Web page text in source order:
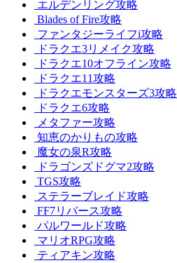
エルデンリング攻略
Blades of Fire攻略
ファンタジーライフi攻略
ドラクエ3リメイク攻略
ドラクエ10オフライン攻略
ドラクエ11攻略
ドラクエモンスターズ3攻略
ドラクエ6攻略
メタファー攻略
知恵のかりもの攻略
魔女の泉R攻略
ドラゴンズドグマ2攻略
TGS攻略
ステラーブレイド攻略
FF7リバース攻略
パルワールド攻略
マリオRPG攻略
ティアキン攻略